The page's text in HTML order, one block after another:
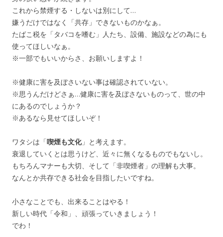
これから禁煙する・しないは別にして…
嫌うだけではなく「共存」できないものかなぁ。
たばこ税を「タバコを嗜む」人たち、設備、施設などの為にも
使ってほしいなぁ。
※一部でもいいからさ、お願いしますよ！
※健康に害を及ぼさいない事は確認されていない。
※思うんだけどさぁ…健康に害を及ぼさないものって、世の中
にあるのでしょうか？
※あるなら見せてほしいぞ！
ワタシは「喫煙も文化」と考えます。
衰退していくとは思うけど、近々に無くなるものでもないし。
もちろんマナーも大切、そして「非喫煙者」の理解も大事。
なんとか共存できる社会を目指したいですね。
小さなことでも、出来ることはやる！
新しい時代「令和」、頑張っていきましょう！
でわ！